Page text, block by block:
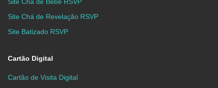
Site Chá de Revelação RSVP
Site Batizado RSVP
Cartão Digital
Cartão de Visita Digital